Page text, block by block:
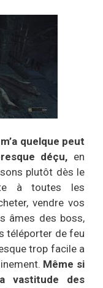
quelque peut
déçu, en
plutôt dès le
à toutes les
vendre vos
âmes des boss,
téléporter de feu
trop facile a
Même si
vastitude des